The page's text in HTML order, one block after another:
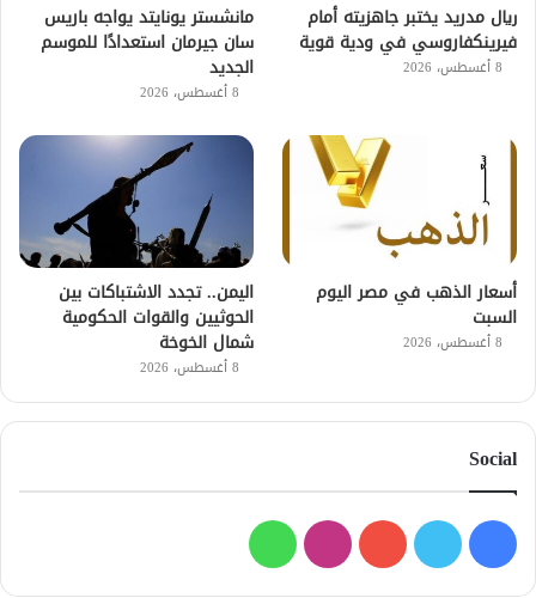
ريال مدريد يختبر جاهزيته أمام
فيرينكفاروسي في ودية قوية
8 أغسطس، 2026
مانشستر يونايتد يواجه باريس
سان جيرمان استعدادًا للموسم
الجديد
8 أغسطس، 2026
أسعار الذهب في مصر اليوم
السبت
8 أغسطس، 2026
اليمن.. تجدد الاشتباكات بين
الحوثيين والقوات الحكومية
شمال الخوخة
8 أغسطس، 2026
Social
فيسبوك
تويتر يوتيوبانستقرامواتساب